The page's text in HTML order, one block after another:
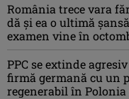
România trece vara
dă și ea o ultimă
examen vine în
PPC se extinde
firmă germană cu un
regenerabil în